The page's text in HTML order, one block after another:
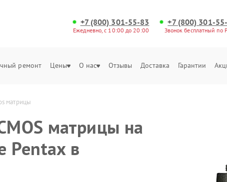
+7 (800) 301-55-83
Ежедневно, с 10:00 до 20:00
+7 (800) 301-
Звонок бесплатный по
ремонт Цены О нас Отзывы Доставка Гарантии
матрицы
матрицы на
Pentax в